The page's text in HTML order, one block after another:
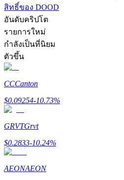
Deposit CASHCAT & Win
สิทธิ์ของ DOOD
อันดับคริปโต
รายการใหม่
กำลังเป็นที่นิยม
ตัวขึ้น
CCCanton
$0.09254-10.73%
GRVTGrvt
$0.2833-10.24%
AEONAEON